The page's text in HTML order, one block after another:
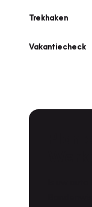
Trekhaken
Vakantiecheck